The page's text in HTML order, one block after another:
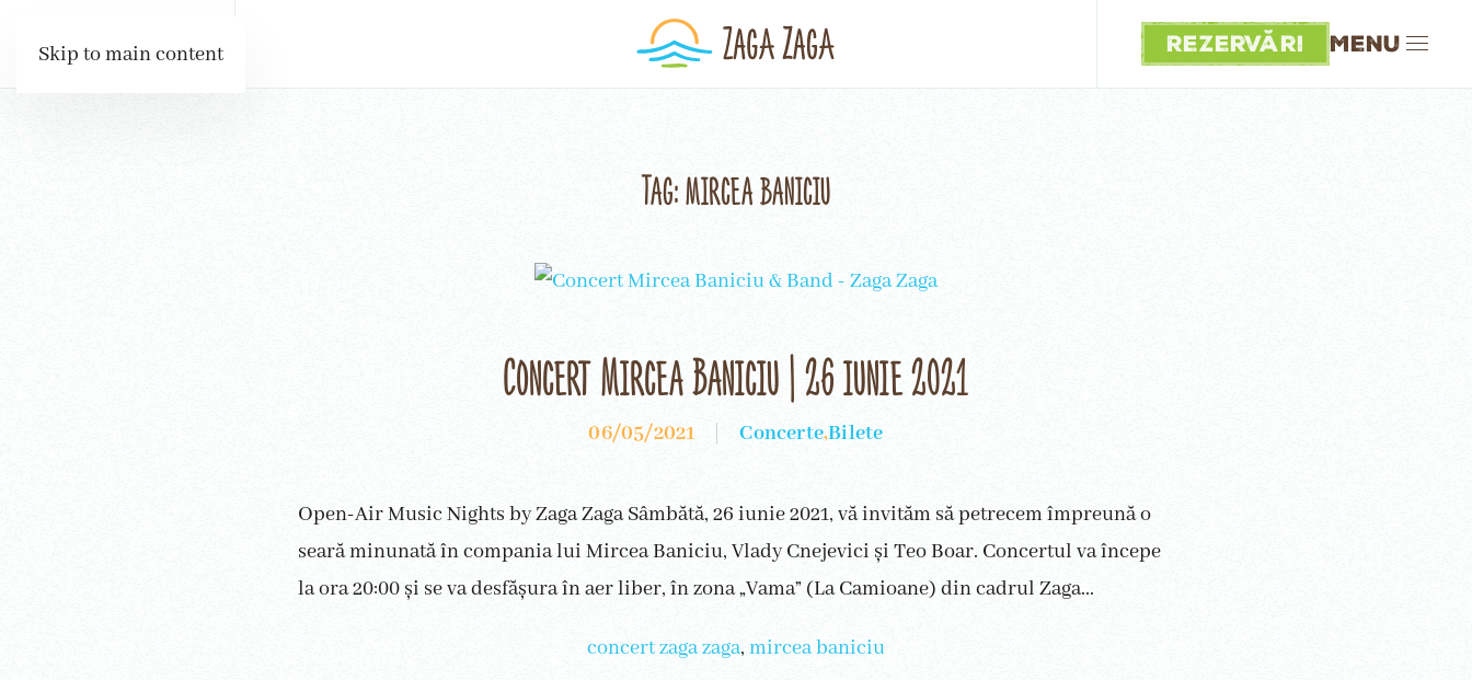
Skip to main content Rezervări Menu
Tag:mircea baniciu
Concert Mircea Baniciu | 26 iunie 2021
06/05/2021 Concerte,Bilete
Open-Air Music Nights by Zaga Zaga Sâmbătă, 26 iunie 2021, vă invităm să petrecem împreună o
seară minunată în compania lui Mircea Baniciu, Vlady Cnejevici și Teo Boar. Concertul va începe
la ora 20:00 și se va desfășura în aer liber, în zona „Vama” (La Camioane) din cadrul Zaga...
concert zaga zaga, mircea baniciu